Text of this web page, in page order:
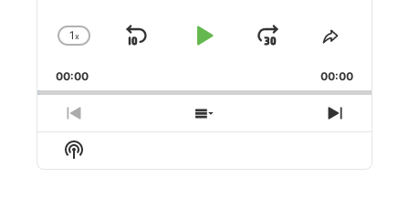
Change
Rate
1x
Skip
Play
Jump
Forward
Share
Episode
00:00 00:00
Previous
Episode
Show
Episodes
Next
Episode
Show
Podcast